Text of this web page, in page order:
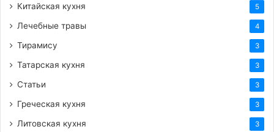
Китайская кухня 5
Лечебные травы 4
Тирамису 3
Татарская кухня 3
Статьи 3
Греческая кухня 3
Литовская кухня 3